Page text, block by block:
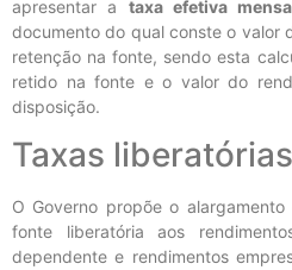
apresentar a taxa efetiva
documento do qual conste o valor
retenção na fonte, sendo esta
retido na fonte e o valor do
disposição.
Taxas liberatórias
O Governo propõe o
fonte liberatória aos
dependente e rendimentos